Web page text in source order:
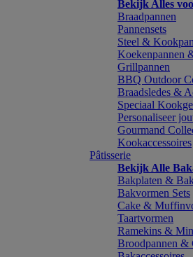
Bekijk Alles
Braadpannen
Pannensets
Steel &
Koekenpannen
Grillpannen
BBQ Outdoor
Braadsledes &
Speciaal
Personaliseer
Gourmand
Kookaccessoires
Pâtisserie
Bekijk Alle
Bakplaten &
Bakvormen Sets
Cake &
Taartvormen
Ramekins &
Broodpannen &